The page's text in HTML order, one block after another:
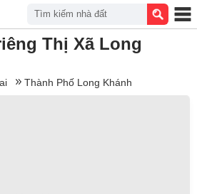
Thị Xã Long
Thành Phố Long Khánh
Tìm kiếm nhà đất